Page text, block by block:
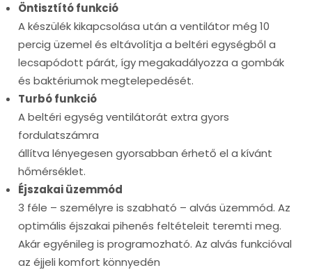
Öntisztító funkció
A készülék kikapcsolása után a ventilátor még 10
percig üzemel és eltávolítja a beltéri egységből a
lecsapódott párát, így megakadályozza a gombák
és baktériumok megtelepedését.
Turbó funkció
A beltéri egység ventilátorát extra gyors
fordulatszámra
állítva lényegesen gyorsabban érhető el a kívánt
hőmérséklet.
Éjszakai üzemmód
3 féle – személyre is szabható – alvás üzemmód. Az
optimális éjszakai pihenés feltételeit teremti meg.
Akár egyénileg is programozható. Az alvás funkcióval
az éjjeli komfort könnyedén